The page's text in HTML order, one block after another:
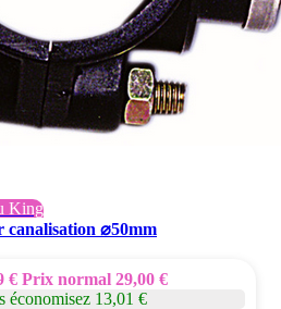
King
⌀50mm
€ Prix normal 29,00 €
économisez 13,01 €